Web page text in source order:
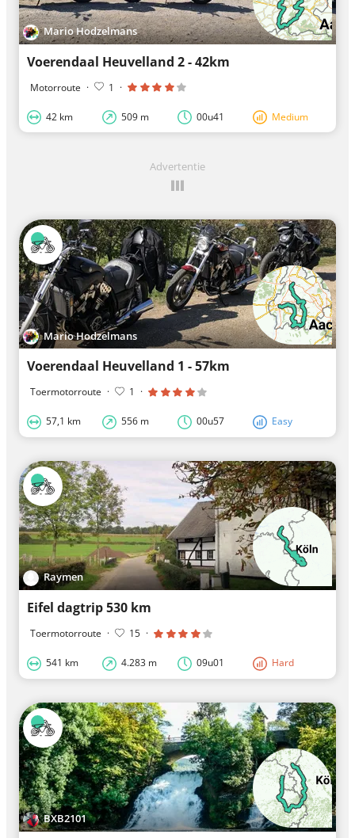
Mario Hodzelmans
Voerendaal Heuvelland 2 - 42km
Motorroute · 1 ·
42 km 509 m 00u41 Medium
Advertentie
Mario Hodzelmans
Voerendaal Heuvelland 1 - 57km
Toermotorroute · 1 ·
57,1 km 556 m 00u57 Easy
Raymen
Eifel dagtrip 530 km
Toermotorroute · 15 ·
541 km 4.283 m 09u01 Hard
BXB2101